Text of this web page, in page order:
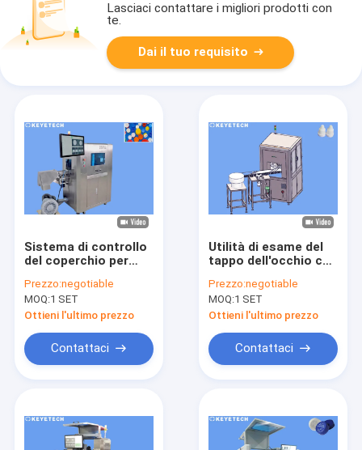
Lasciaci contattare i migliori prodotti con
te.
Dai il tuo requisito
Sistema di controllo
del coperchio per
chiusura del tappo
dell'olio con
materiale SS 304 1
anno di garanzia
Prezzo:negotiable
MOQ:1 SET
Ottieni l'ultimo prezzo
Contattaci
Utilità di esame del
tappo dell'occhio con
giradischi in vetro
Prezzo:negotiable
MOQ:1 SET
Ottieni l'ultimo prezzo
Contattaci